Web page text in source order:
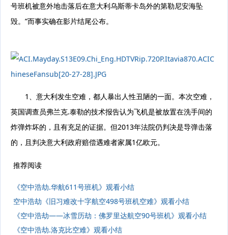
号班机被意外地击落后在意大利乌斯蒂卡岛外的第勒尼安海坠
毁。”而事实确在影片结尾公布。
1、意大利发生空难，都人暴出人性丑陋的一面。本次空难，
英国调查员弗兰克.泰勒的技术报告认为飞机是被放置在洗手间的
炸弹炸坏的，且有充足的证据。但2013年法院仍判决是导弹击落
的，且判决意大利政府赔偿遇难者家属1亿欧元。
推荐阅读
《空中浩劫.华航611号班机》观看小结
空中浩劫《旧习难改十字航空498号班机空难》观看小结
《空中浩劫——冰雪历劫：佛罗里达航空90号班机》观看小结
《空中浩劫.洛克比空难》观看小结